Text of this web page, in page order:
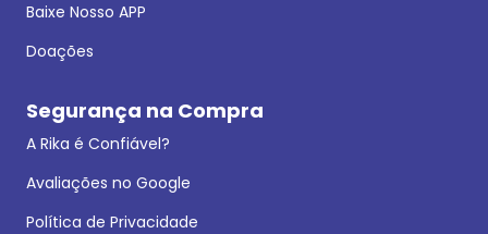
Baixe Nosso APP
Doações
Segurança na Compra
A Rika é Confiável?
Avaliações no Google
Política de Privacidade